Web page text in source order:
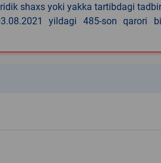
shaxs yoki yakka tartibdagi
yildagi 485-son qarori